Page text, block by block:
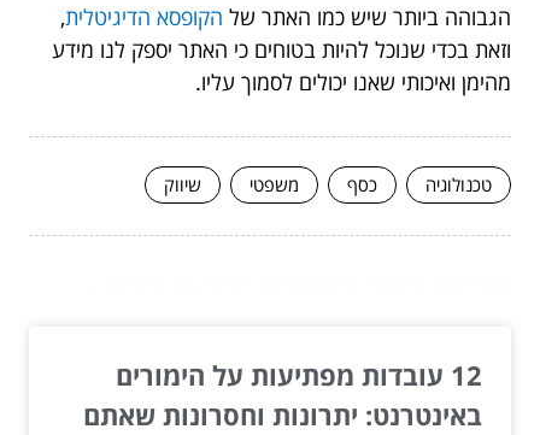
הגבוהה ביותר שיש כמו האתר של הקופסא הדיגיטלית,
וזאת בכדי שנוכל להיות בטוחים כי האתר יספק לנו מידע
מהימן ואיכותי שאנו יכולים לסמוך עליו.
טכנולוגיה כסף משפטי שיווק
12 עובדות מפתיעות על הימורים
באינטרנט: יתרונות וחסרונות שאתם